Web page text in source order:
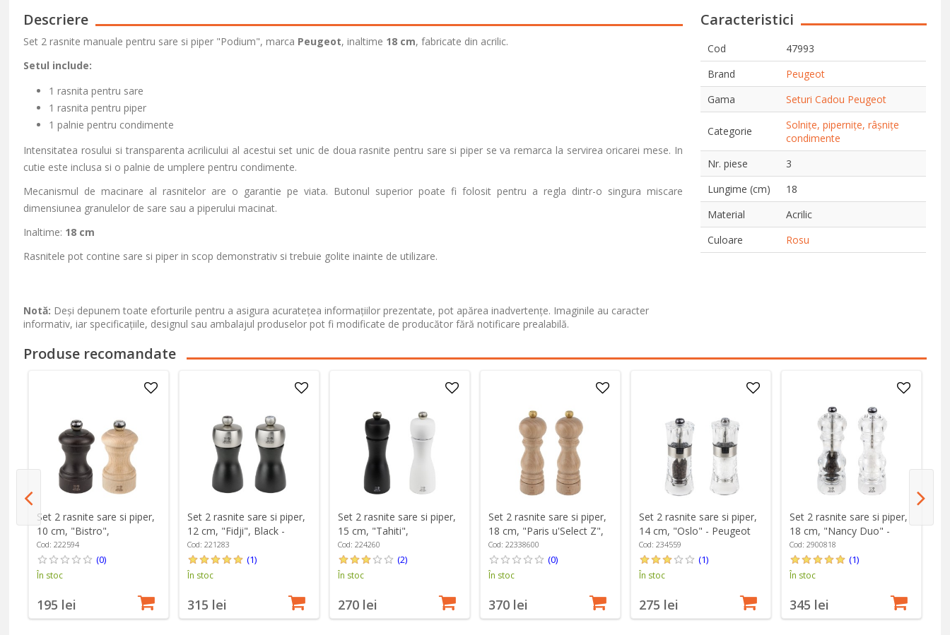
Descriere
Set 2 rasnite manuale pentru sare si piper "Podium", marca Peugeot, inaltime 18 cm, fabricate din acrilic.
Setul include:
1 rasnita pentru sare
1 rasnita pentru piper
1 palnie pentru condimente
Intensitatea rosului si transparenta acrilicului al acestui set unic de doua rasnite pentru sare si piper se va remarca la servirea oricarei mese. In
cutie este inclusa si o palnie de umplere pentru condimente.
Mecanismul de macinare al rasnitelor are o garantie pe viata. Butonul superior poate fi folosit pentru a regla dintr-o singura miscare
dimensiunea granulelor de sare sau a piperului macinat.
Inaltime: 18 cm
Rasnitele pot contine sare si piper in scop demonstrativ si trebuie golite inainte de utilizare.
Caracteristici
Cod
47993
Brand
Peugeot
Gama
Seturi Cadou Peugeot
Categorie
Solnițe, pipernițe, râșnițe
condimente
Nr. piese
3
Lungime (cm)
18
Material
Acrilic
Culoare
Rosu
Notă: Deși depunem toate eforturile pentru a asigura acuratețea informațiilor prezentate, pot apărea inadvertențe. Imaginile au caracter
informativ, iar specificațiile, designul sau ambalajul produselor pot fi modificate de producător fără notificare prealabilă.
Produse recomandate
Set 2 rasnite sare si piper,
10 cm, "Bistro",
Natural&Chocolate -
Peugeot
Cod: 222594
(0)
În stoc
195 lei
Set 2 rasnite sare si piper,
12 cm, "Fidji", Black -
Peugeot
Cod: 221283
(1)
În stoc
315 lei
Set 2 rasnite sare si piper,
15 cm, "Tahiti",
Black&White - Peugeot
Cod: 224260
(2)
În stoc
270 lei
Set 2 rasnite sare si piper,
18 cm, "Paris u'Select Z",
Natural - Peugeot
Cod: 22338600
(0)
În stoc
370 lei
Set 2 rasnite sare si piper,
14 cm, "Oslo" - Peugeot
Cod: 234559
(1)
În stoc
275 lei
Set 2 rasnite sare si piper,
18 cm, "Nancy Duo" -
Peugeot
Cod: 2900818
(1)
În stoc
345 lei